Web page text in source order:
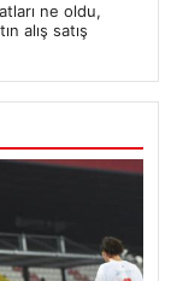
ne oldu,
alış satış